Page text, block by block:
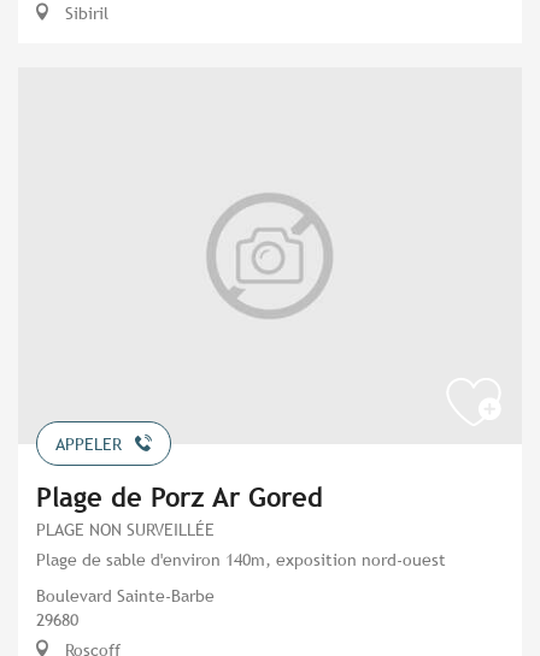
Sibiril
APPELER
Plage de Porz Ar Gored
PLAGE NON SURVEILLÉE
Plage de sable d'environ 140m, exposition nord-ouest
Boulevard Sainte-Barbe
29680
Roscoff